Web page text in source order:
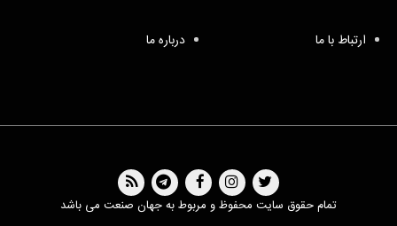
ارتباط با ما درباره ما
تمام حقوق سایت محفوظ و مربوط به جهان صنعت می باشد